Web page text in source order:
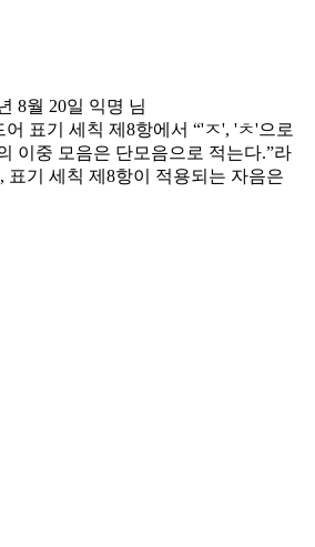
8월 20일 익명 님
표기 세칙 제8항에서 “'ㅈ', 'ㅊ'으로
이중 모음은 단모음으로 적는다.”라
표기 세칙 제8항이 적용되는 자음은